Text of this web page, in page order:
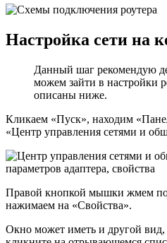
Настройка сети на
Данный шаг рекомендую
можем зайти в настройки
описаны ниже.
Кликаем «Пуск», находим
«Центр управления сетями и
Правой кнопкой мышки жмем по
нажимаем на «Свойства».
Окно может иметь и другой вид,